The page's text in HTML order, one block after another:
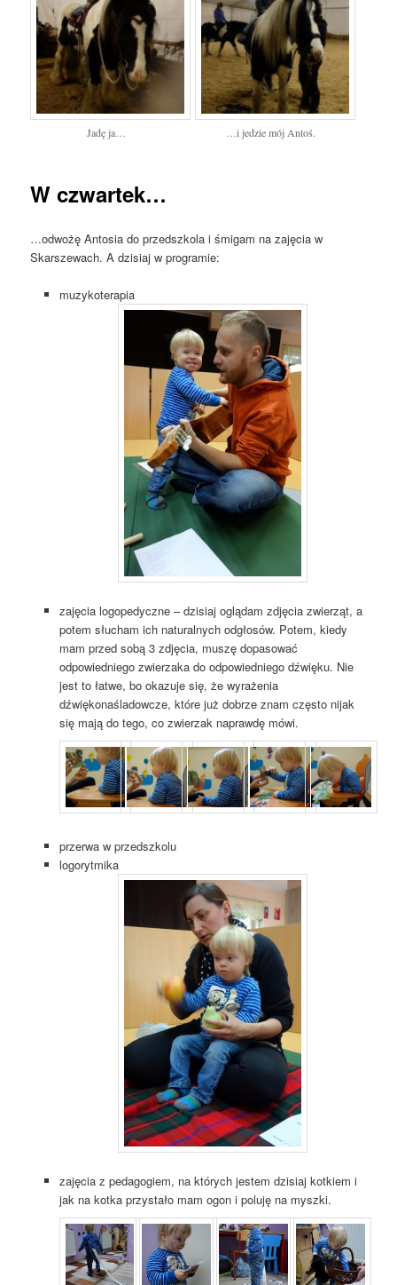
Jadę ja… …i jedzie mój Antoś.
W czwartek…
…odwożę Antosia do przedszkola i śmigam na zajęcia w
Skarszewach. A dzisiaj w programie:
muzykoterapia
zajęcia logopedyczne – dzisiaj oglądam zdjęcia zwierząt, a
potem słucham ich naturalnych odgłosów. Potem, kiedy
mam przed sobą 3 zdjęcia, muszę dopasować
odpowiedniego zwierzaka do odpowiedniego dźwięku. Nie
jest to łatwe, bo okazuje się, że wyrażenia
dźwiękonaśladowcze, które już dobrze znam często nijak
się mają do tego, co zwierzak naprawdę mówi.
przerwa w przedszkolu
logorytmika
zajęcia z pedagogiem, na których jestem dzisiaj kotkiem i
jak na kotka przystało mam ogon i poluję na myszki.